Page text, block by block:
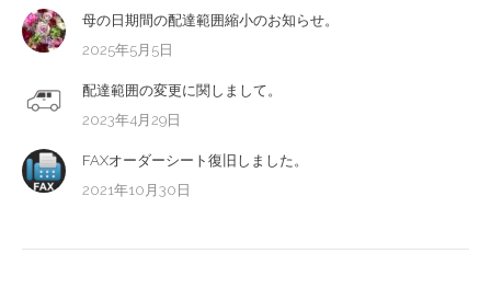
母の日期間の配達範囲縮小のお知らせ。
2025年5月5日
配達範囲の変更に関しまして。
2023年4月29日
FAXオーダーシート復旧しました。
2021年10月30日